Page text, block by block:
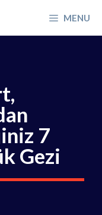
MENU
7
Gezi